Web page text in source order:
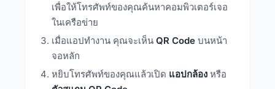
เพื่อให้โทรศัพท์ของคุณค้นหาคอมพิวเตอร์เจอ
ในเครือข่าย
เมื่อแอปทำงาน คุณจะเห็น QR Codeบนหน้า
จอหลัก
หยิบโทรศัพท์ของคุณแล้วเปิด แอปกล้องหรือ